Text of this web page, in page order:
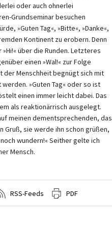
oder auch ohnerlei
Grundseminar besuchen
»Guten Tag«, »Bitte«, »Danke«,
Kontinent zu erobern. Denn
über die Runden. Letzteres
einen »Wal!« zur Folge
der Menschheit begnügt sich mit
»Guten Tag« oder so ist
einen immer leicht dabei. Das
als reaktionärrisch ausgelegt.
meinen dementsprechenden, das
sie werde ihn schon grüßen,
wundern!« Seither gelte ich
Mensch.
RSS-Feeds PDF